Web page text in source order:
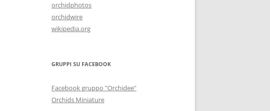
orchidphotos
orchidwire
wikipedia.org
GRUPPI SU FACEBOOK
Facebook gruppo "Orchidee"
Orchids Miniature